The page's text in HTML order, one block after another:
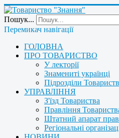
Пошук...
Перемикач навігації
ГОЛОВНА
ПРО ТОВАРИСТВО
У лекторії
Знамениті українці
Підрозділи
УПРАВЛІННЯ
З'їзд Товариства
Правління
Штатний апарат
Регіональні